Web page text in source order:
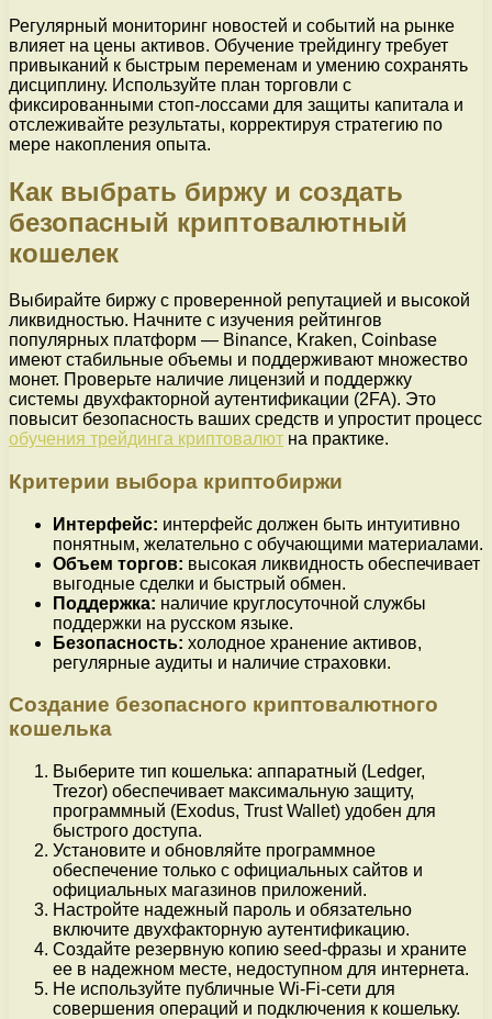
Регулярный мониторинг новостей и событий на рынке
влияет на цены активов. Обучение трейдингу требует
привыканий к быстрым переменам и умению сохранять
дисциплину. Используйте план торговли с
фиксированными стоп-лоссами для защиты капитала и
отслеживайте результаты, корректируя стратегию по
мере накопления опыта.
Как выбрать биржу и создать
безопасный криптовалютный
кошелек
Выбирайте биржу с проверенной репутацией и высокой
ликвидностью. Начните с изучения рейтингов
популярных платформ — Binance, Kraken, Coinbase
имеют стабильные объемы и поддерживают множество
монет. Проверьте наличие лицензий и поддержку
системы двухфакторной аутентификации (2FA). Это
повысит безопасность ваших средств и упростит процесс
обучения трейдинга криптовалют на практике.
Критерии выбора криптобиржи
Интерфейс: интерфейс должен быть интуитивно
понятным, желательно с обучающими материалами.
Объем торгов: высокая ликвидность обеспечивает
выгодные сделки и быстрый обмен.
Поддержка: наличие круглосуточной службы
поддержки на русском языке.
Безопасность: холодное хранение активов,
регулярные аудиты и наличие страховки.
Создание безопасного криптовалютного
кошелька
Выберите тип кошелька: аппаратный (Ledger,
Trezor) обеспечивает максимальную защиту,
программный (Exodus, Trust Wallet) удобен для
быстрого доступа.
Установите и обновляйте программное
обеспечение только с официальных сайтов и
официальных магазинов приложений.
Настройте надежный пароль и обязательно
включите двухфакторную аутентификацию.
Создайте резервную копию seed-фразы и храните
ее в надежном месте, недоступном для интернета.
Не используйте публичные Wi-Fi-сети для
совершения операций и подключения к кошельку.